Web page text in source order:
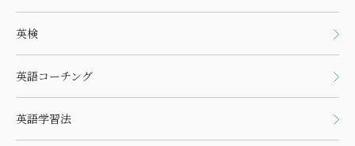
英検
英語コーチング
英語学習法